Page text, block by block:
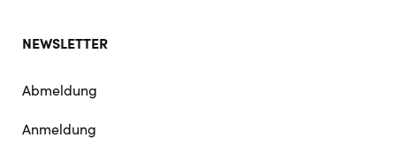
NEWSLETTER
Abmeldung
Anmeldung